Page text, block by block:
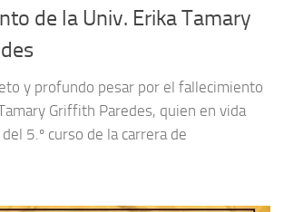
de la Univ. Erika Tamary
y profundo pesar por el fallecimiento
Griffith Paredes, quien en vida
5.º curso de la carrera de